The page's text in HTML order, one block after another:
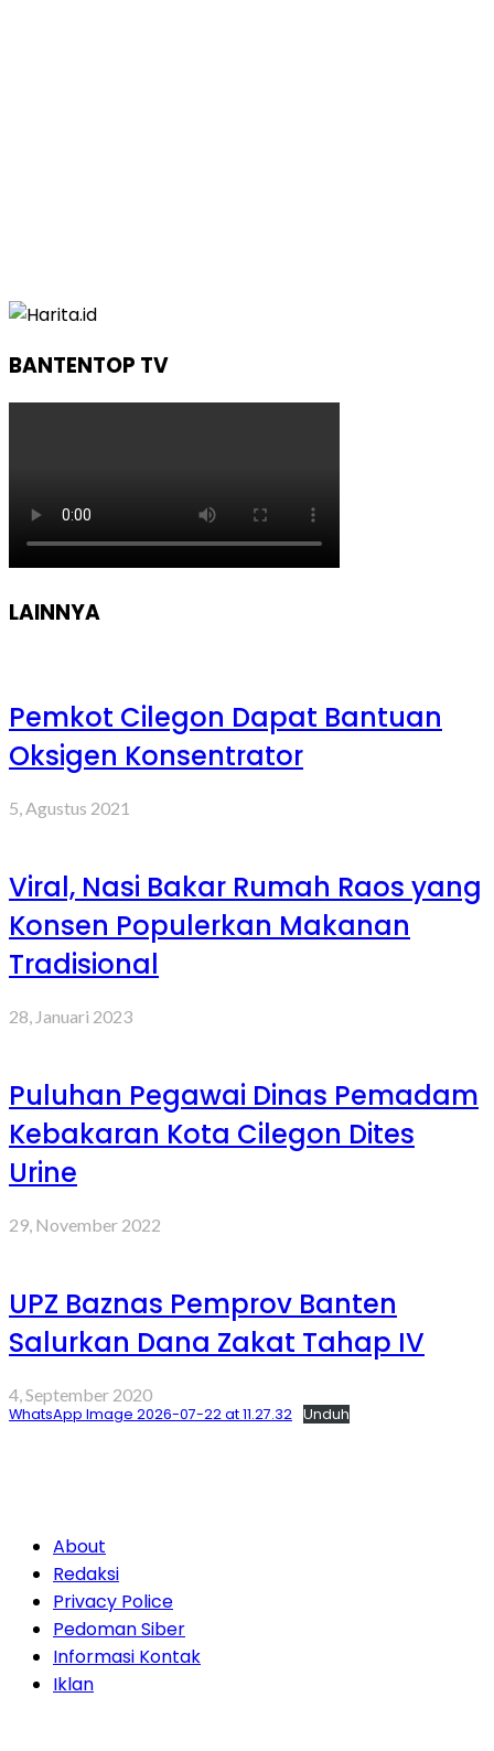
BANTENTOP TV
LAINNYA
Pemkot Cilegon Dapat Bantuan
Oksigen Konsentrator
5, Agustus 2021
Viral, Nasi Bakar Rumah Raos yang
Konsen Populerkan Makanan
Tradisional
28, Januari 2023
Puluhan Pegawai Dinas Pemadam
Kebakaran Kota Cilegon Dites
Urine
29, November 2022
UPZ Baznas Pemprov Banten
Salurkan Dana Zakat Tahap IV
4, September 2020
WhatsApp Image 2026-07-22 at 11.27.32 Unduh
About
Redaksi
Privacy Police
Pedoman Siber
Informasi Kontak
Iklan